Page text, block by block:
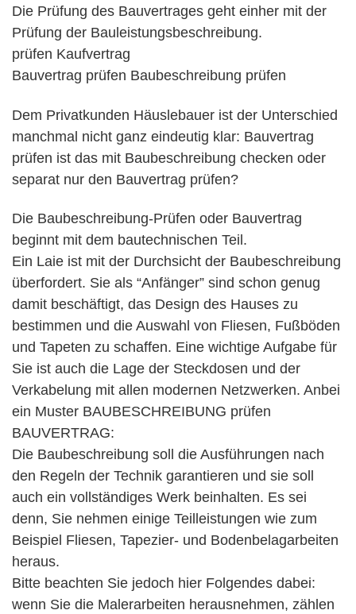
Die Prüfung des Bauvertrages geht einher mit der
Prüfung der Bauleistungsbeschreibung.
prüfen Kaufvertrag
Bauvertrag prüfen Baubeschreibung prüfen
Dem Privatkunden Häuslebauer ist der Unterschied
manchmal nicht ganz eindeutig klar: Bauvertrag
prüfen ist das mit Baubeschreibung checken oder
separat nur den Bauvertrag prüfen?
Die Baubeschreibung-Prüfen oder Bauvertrag
beginnt mit dem bautechnischen Teil.
Ein Laie ist mit der Durchsicht der Baubeschreibung
überfordert. Sie als “Anfänger” sind schon genug
damit beschäftigt, das Design des Hauses zu
bestimmen und die Auswahl von Fliesen, Fußböden
und Tapeten zu schaffen. Eine wichtige Aufgabe für
Sie ist auch die Lage der Steckdosen und der
Verkabelung mit allen modernen Netzwerken. Anbei
ein Muster BAUBESCHREIBUNG prüfen
BAUVERTRAG:
Die Baubeschreibung soll die Ausführungen nach
den Regeln der Technik garantieren und sie soll
auch ein vollständiges Werk beinhalten. Es sei
denn, Sie nehmen einige Teilleistungen wie zum
Beispiel Fliesen, Tapezier- und Bodenbelagarbeiten
heraus.
Bitte beachten Sie jedoch hier Folgendes dabei:
wenn Sie die Malerarbeiten herausnehmen, zählen